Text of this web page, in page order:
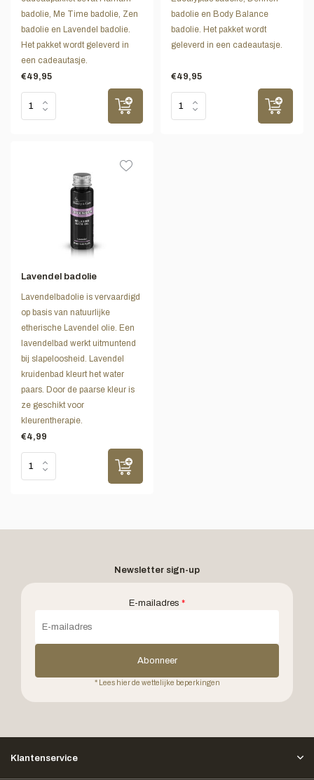
badolie, Me Time badolie, Zen
badolie en Lavendel badolie.
Het pakket wordt geleverd in
een cadeautasje.
€49,95
badolie en Body Balance
badolie. Het pakket wordt
geleverd in een cadeautasje.
€49,95
Lavendel badolie
Lavendelbadolie is vervaardigd
op basis van natuurlijke
etherische Lavendel olie. Een
lavendelbad werkt uitmuntend
bij slapeloosheid. Lavendel
kruidenbad kleurt het water
paars. Door de paarse kleur is
ze geschikt voor
kleurentherapie.
€4,99
Newsletter sign-up
E-mailadres *
Abonneer
* Lees hier de wettelijke beperkingen
Klantenservice